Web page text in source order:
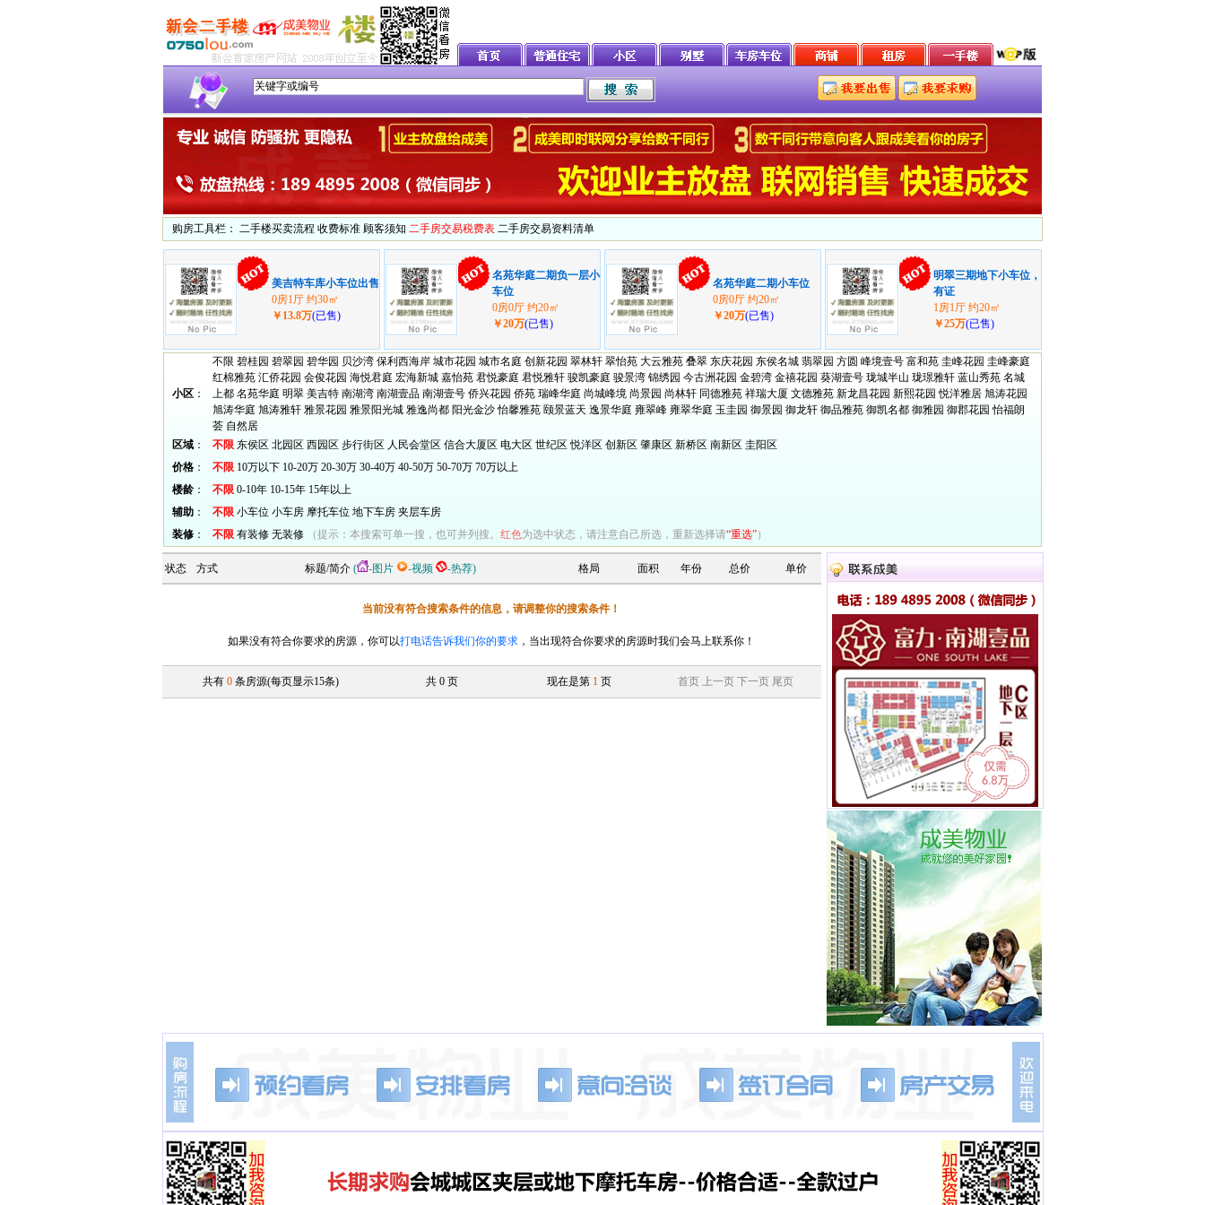
购房工具栏： 二手楼买卖流程 收费标准 顾客须知 二手房交易税费表 二手房交易资料清单
美吉特车库小车位出售
0房1厅 约30㎡
￥13.8万(已售)
名苑华庭二期负一层小
车位
0房0厅 约20㎡
￥20万(已售)
名苑华庭二期小车位
0房0厅 约20㎡
￥20万(已售)
明翠三期地下小车位，
有证
1房1厅 约20㎡
￥25万(已售)
小区 ：
不限 碧桂园 碧翠园 碧华园 贝沙湾 保利西海岸 城市花园 城市名庭 创新花园 翠林轩 翠怡苑 大云雅苑 叠翠 东庆花园 东侯名城 翡翠园 方圆 峰境壹号 富和苑 圭峰花园 圭峰豪庭
红棉雅苑 汇侨花园 会俊花园 海悦君庭 宏海新城 嘉怡苑 君悦豪庭 君悦雅轩 骏凯豪庭 骏景湾 锦绣园 今古洲花园 金碧湾 金禧花园 葵湖壹号 珑城半山 珑璟雅轩 蓝山秀苑 名城
上都 名苑华庭 明翠 美吉特 南湖湾 南湖壹品 南湖壹号 侨兴花园 侨苑 瑞峰华庭 尚城峰境 尚景园 尚林轩 同德雅苑 祥瑞大厦 文德雅苑 新龙昌花园 新熙花园 悦洋雅居 旭涛花园
旭涛华庭 旭涛雅轩 雅景花园 雅景阳光城 雅逸尚都 阳光金沙 怡馨雅苑 颐景蓝天 逸景华庭 雍翠峰 雍翠华庭 玉圭园 御景园 御龙轩 御品雅苑 御凯名都 御雅园 御郡花园 怡福朗
荟 自然居
区域 ： 不限 东侯区 北园区 西园区 步行街区 人民会堂区 信合大厦区 电大区 世纪区 悦洋区 创新区 肇康区 新桥区 南新区 圭阳区
价格 ： 不限 10万以下 10-20万 20-30万 30-40万 40-50万 50-70万 70万以上
楼龄 ： 不限 0-10年 10-15年 15年以上
辅助 ： 不限 小车位 小车房 摩托车位 地下车房 夹层车房
装修 ： 不限 有装修 无装修 （提示：本搜索可单一搜，也可并列搜。 红色为选中状态，请注意自己所选，重新选择请“重选”）
状态 方式 标题/简介 ( -图片 -视频 -热荐) 格局 面积 年份 总价 单价
当前没有符合搜索条件的信息，请调整你的搜索条件！
如果没有符合你要求的房源，你可以打电话告诉我们你的要求 ，当出现符合你要求的房源时我们会马上联系你！
共有 0 条房源(每页显示15条) 共 0 页 现在是第 1 页 首页 上一页 下一页 尾页